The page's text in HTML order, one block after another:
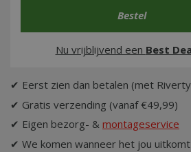
Nu vrijblijvend een Best
✔ Eerst zien dan betalen (met
✔ Gratis verzending (vanaf €49,99)
✔ Eigen bezorg- & montageservice
✔ We komen wanneer het jou uitkomt